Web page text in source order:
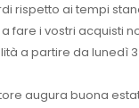
rispetto ai tempi
fare i vostri acquisti
a partire da lunedì
augura buona